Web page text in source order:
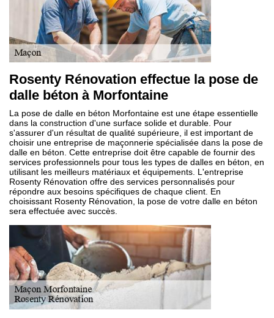
Rosenty Rénovation effectue la pose de
dalle béton à Morfontaine
La pose de dalle en béton Morfontaine est une étape essentielle
dans la construction d'une surface solide et durable. Pour
s'assurer d'un résultat de qualité supérieure, il est important de
choisir une entreprise de maçonnerie spécialisée dans la pose de
dalle en béton. Cette entreprise doit être capable de fournir des
services professionnels pour tous les types de dalles en béton, en
utilisant les meilleurs matériaux et équipements. L'entreprise
Rosenty Rénovation offre des services personnalisés pour
répondre aux besoins spécifiques de chaque client. En
choisissant Rosenty Rénovation, la pose de votre dalle en béton
sera effectuée avec succès.